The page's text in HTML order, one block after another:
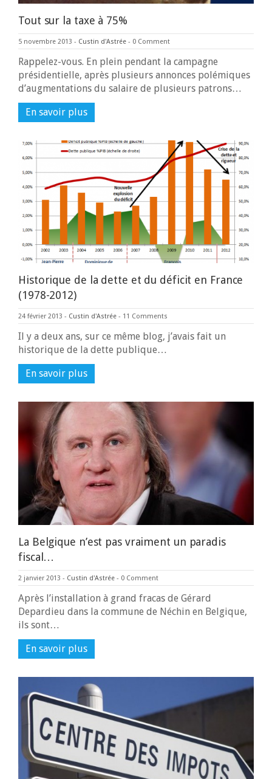
Tout sur la taxe à 75%
5 novembre 2013 - Custin d'Astrée - 0 Comment
Rappelez-vous. En plein pendant la campagne
présidentielle, après plusieurs annonces polémiques
d’augmentations du salaire de plusieurs patrons…
En savoir plus
Historique de la dette et du déficit en France
(1978-2012)
24 février 2013 - Custin d'Astrée - 11 Comments
Il y a deux ans, sur ce même blog, j’avais fait un
historique de la dette publique…
En savoir plus
La Belgique n’est pas vraiment un paradis
fiscal…
2 janvier 2013 - Custin d'Astrée - 0 Comment
Après l’installation à grand fracas de Gérard
Depardieu dans la commune de Néchin en Belgique,
ils sont…
En savoir plus